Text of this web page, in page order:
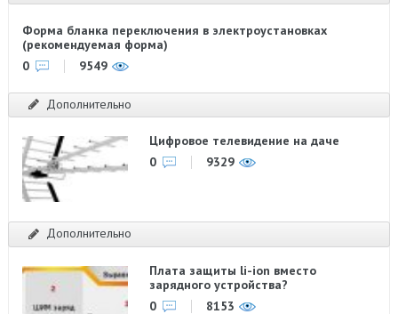
Форма бланка переключения в электроустановках
(рекомендуемая форма)
0
9549
Дополнительно
Цифровое телевидение на даче
0
9329
Дополнительно
Плата защиты li-ion вместо
зарядного устройства?
0
8153